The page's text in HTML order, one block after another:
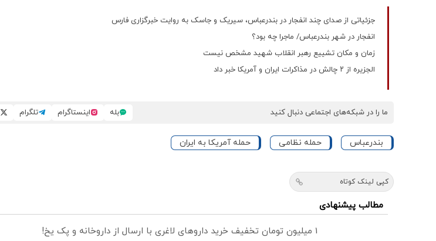
جزئیاتی از صدای چند انفجار در بندرعباس، سیریک و جاسک به روایت خبرگزاری فارس
انفجار در شهر بندرعباس/ ماجرا چه بود؟
زمان و مکان تشییع رهبر انقلاب شهید مشخص نیست
الجزیره از ۲ چالش در مذاکرات ایران و آمریکا خبر داد
ما را در شبکه‌های اجتماعی دنبال کنید بله اینستاگرام تلگرام
بندرعباس حمله نظامی حمله آمریکا به ایران
کپی لینک کوتاه
مطالب پیشنهادی
1 میلیون تومان تخفیف خرید داروهای لاغری با ارسال از داروخانه و پک یخ!